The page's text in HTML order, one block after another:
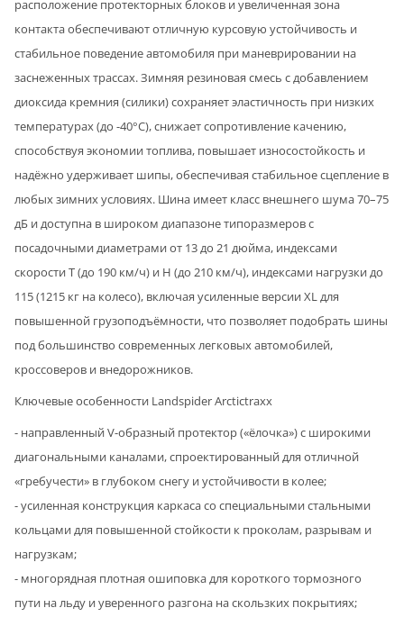
расположение протекторных блоков и увеличенная зона
контакта обеспечивают отличную курсовую устойчивость и
стабильное поведение автомобиля при маневрировании на
заснеженных трассах. Зимняя резиновая смесь с добавлением
диоксида кремния (силики) сохраняет эластичность при низких
температурах (до -40°C), снижает сопротивление качению,
способствуя экономии топлива, повышает износостойкость и
надёжно удерживает шипы, обеспечивая стабильное сцепление в
любых зимних условиях. Шина имеет класс внешнего шума 70–75
дБ и доступна в широком диапазоне типоразмеров с
посадочными диаметрами от 13 до 21 дюйма, индексами
скорости T (до 190 км/ч) и H (до 210 км/ч), индексами нагрузки до
115 (1215 кг на колесо), включая усиленные версии XL для
повышенной грузоподъёмности, что позволяет подобрать шины
под большинство современных легковых автомобилей,
кроссоверов и внедорожников.
Ключевые особенности Landspider Arctictraxx
- направленный V-образный протектор («ёлочка») с широкими
диагональными каналами, спроектированный для отличной
«гребучести» в глубоком снегу и устойчивости в колее;
- усиленная конструкция каркаса со специальными стальными
кольцами для повышенной стойкости к проколам, разрывам и
нагрузкам;
- многорядная плотная ошиповка для короткого тормозного
пути на льду и уверенного разгона на скользких покрытиях;